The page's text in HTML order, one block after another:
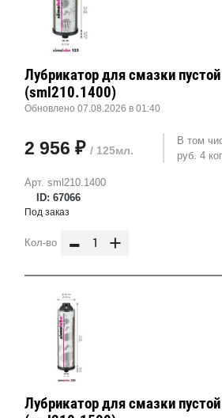
Арт. sml210.1400
ID: 67066
Лубрикатор для смазки
(sml210.1400)
Обновлено 07.08.2026 в 01:40
2 956 ₽ / 125мл.
В том
руб. 4
Под заказ
Кол-во - +
Лубрикатор для смазки